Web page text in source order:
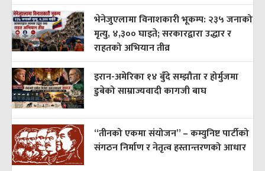
भेनेजुएलामा विनाशकारी भूकम्प: २३५ जनाको
मृत्यु, ४,३०० घाइते; सरकारद्वारा उद्धार र
राहतको अभियान तीव्र
इरान-अमेरिका १४ बुँदे सम्झौता र होर्मुजमा
डुबेको साम्राज्यवादी कागजी बाघ
“तीनको एकमा संयोजन” – कम्युनिष्ट पार्टीको
संगठन निर्माण र नेतृत्व हस्तान्तरणको आधार